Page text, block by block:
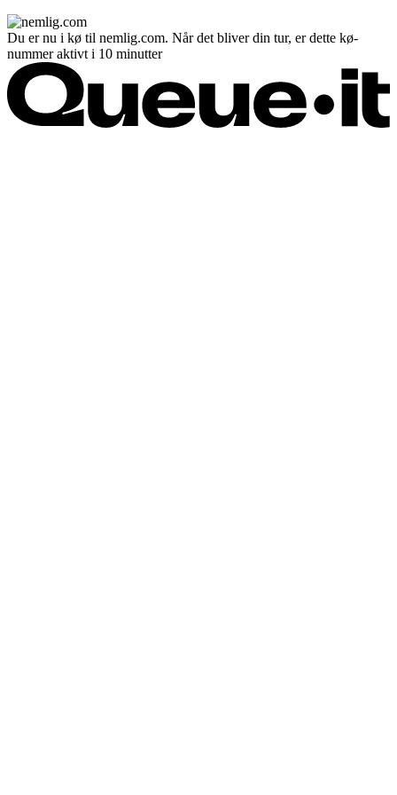
Du er nu i kø til nemlig.com. Når det bliver din tur, er dette kø-
nummer aktivt i 10 minutter